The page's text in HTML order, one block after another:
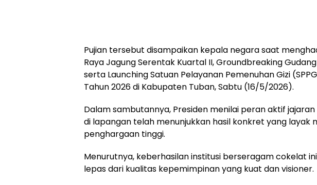
Pujian tersebut disampaikan kepala negara saat
Raya Jagung Serentak Kuartal II, Groundbreaking
serta Launching Satuan Pelayanan Pemenuhan Gizi
Tahun 2026 di Kabupaten Tuban, Sabtu (16/5/2026).
​Dalam sambutannya, Presiden menilai peran aktif
di lapangan telah menunjukkan hasil konkret yang layak
penghargaan tinggi.
Menurutnya, keberhasilan institusi berseragam cokelat
lepas dari kualitas kepemimpinan yang kuat dan visioner.